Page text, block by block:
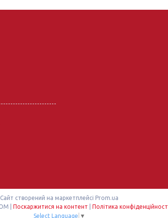
Сайт створений на маркетплейсі Prom.ua
Поскаржитися на контент
Політика
Select Language ▼